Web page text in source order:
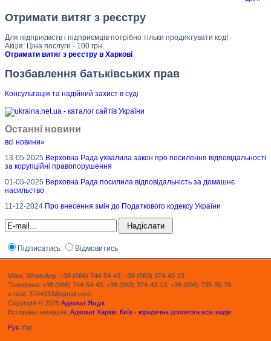
Отримати витяг з реєстру
Для підприємств і підприємців потрібно тільки продиктувати код!
Акція: Ціна послуги - 100 грн.
Отримати витяг з реєстру в Харкові
Позбавлення батьківських прав
Консультація та надійний захист в суді
Останні новини
всі новини»
13-05-2025 Верховна Рада ухвалила закон про посилення відповідальності
за корупційні правопорушення
01-05-2025 Верховна Рада посилила відповідальність за домашнє
насильство
11-12-2024 Про внесення змін до Податкового кодексу України
Підписатись Відмовитись
Viber, WhatsApp: +38 (066) 744-54-43, +38 (063) 374-43-13
Телефони: +38 (066) 744-54-43, +38 (063) 374-43-13, +38 (096) 735-35-76
e-mail: 3744313@gmail.com
Copyright © 2025 Адвокат Ящук
Всі права захищені. Адвокат Харків, Київ - юридична допомога всіх видів
Рус Укр